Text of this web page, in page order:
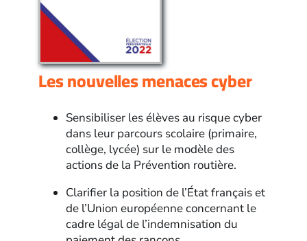
Les nouvelles menaces cyber
Sensibiliser les élèves au risque cyber
dans leur parcours scolaire (primaire,
collège, lycée) sur le modèle des
actions de la Prévention routière.
Clarifier la position de l’État français et
de l’Union européenne concernant le
cadre légal de l’indemnisation du